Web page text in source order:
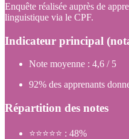
Enquête réalisée auprès de
linguistique via le CPF.
Indicateur principal
Note moyenne : 4,6 / 5
92% des apprenants
Répartition des notes
⭐⭐⭐⭐⭐ : 48%